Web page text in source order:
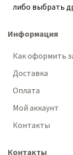
либо выбрать
Информация
Как оформить
Доставка
Оплата
Мой аккаунт
Контакты
Контакты